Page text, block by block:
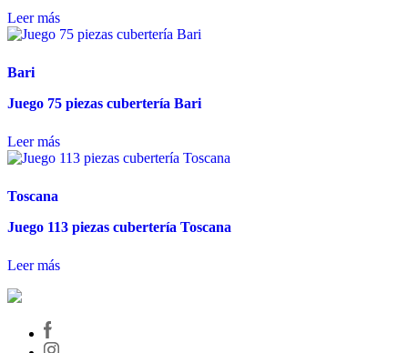
Leer más
Bari
Juego 75 piezas cubertería Bari
Leer más
Toscana
Juego 113 piezas cubertería Toscana
Leer más